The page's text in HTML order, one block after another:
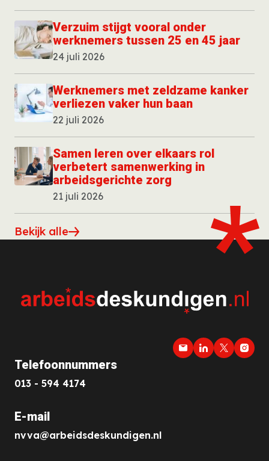
Verzuim stijgt vooral onder
werknemers tussen 25 en 45 jaar
24 juli 2026
Werknemers met zeldzame kanker
verliezen vaker hun baan
22 juli 2026
Samen leren over elkaars rol
verbetert samenwerking in
arbeidsgerichte zorg
21 juli 2026
Bekijk alle
Telefoonnummers
013 - 594 4174
E-mail
nvva@arbeidsdeskundigen.nl